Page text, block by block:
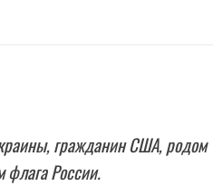
гражданин США, родом
флага России.